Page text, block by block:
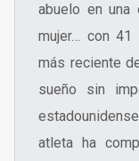
abuelo en una
mujer… con 41
más reciente
sueño sin
atleta ha